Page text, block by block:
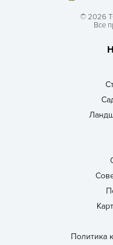
© 2026
Все
Политика